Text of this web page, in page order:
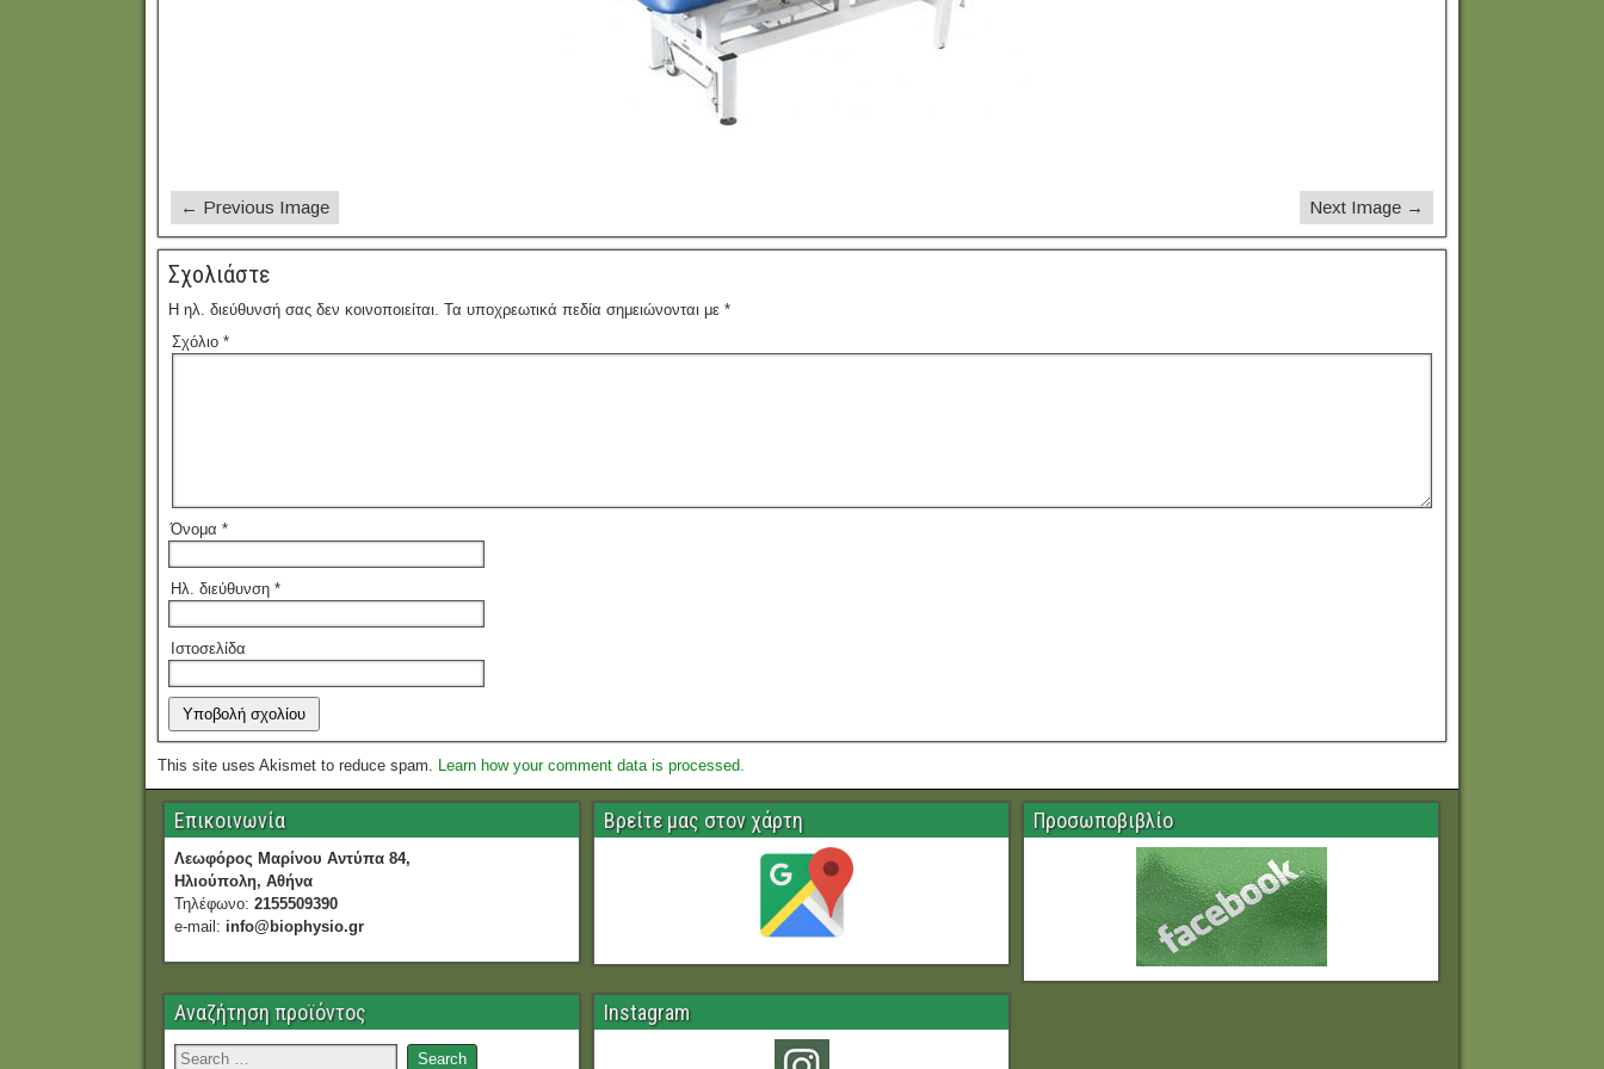
← Previous Image Next Image →
Σχολιάστε
Η ηλ. διεύθυνσή σας δεν κοινοποιείται. Τα υποχρεωτικά πεδία σημειώνονται με *
Σχόλιο *
Όνομα *
Ηλ. διεύθυνση *
Ιστοσελίδα
This site uses Akismet to reduce spam. Learn how your comment data is processed.
Επικοινωνία
Λεωφόρος Μαρίνου Αντύπα 84,
Ηλιούπολη, Αθήνα
Τηλέφωνο:2155509390
e-mail: info@biophysio.gr
Βρείτε μας στον χάρτη Προσωποβιβλίο
Αναζήτηση προϊόντος Instagram